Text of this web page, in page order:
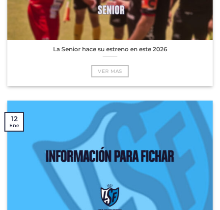
La Senior hace su estreno en este 2026
VER MAS
12
Ene